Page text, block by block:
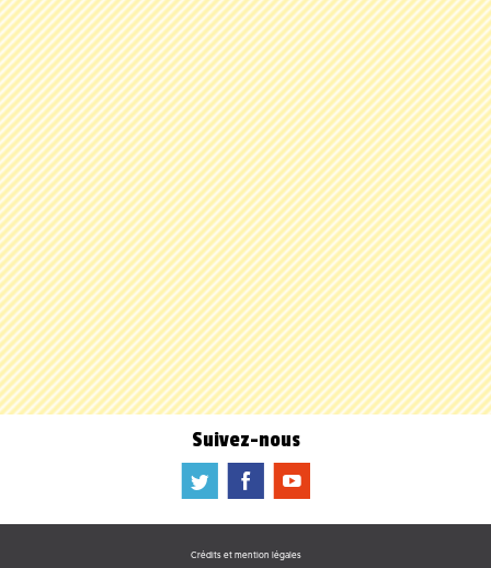
Suivez-nous
a b f
Crédits et mention légales